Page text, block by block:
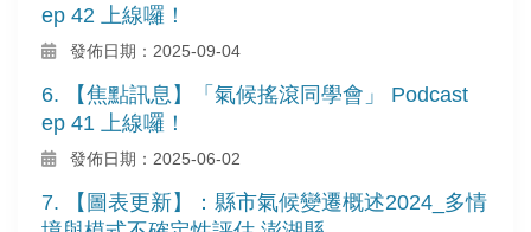
ep 42 上線囉！
發佈日期：2025-09-04
6. 【焦點訊息】「氣候搖滾同學會」 Podcast
ep 41 上線囉！
發佈日期：2025-06-02
7. 【圖表更新】：縣市氣候變遷概述2024_多情